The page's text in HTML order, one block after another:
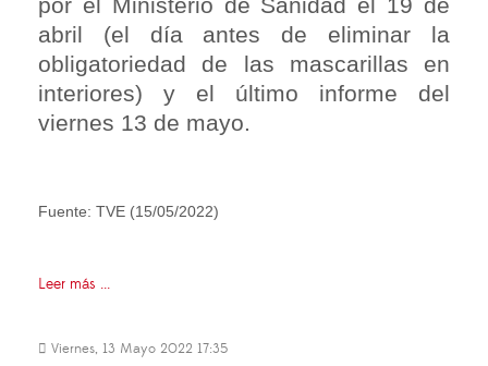
abril (el día antes de eliminar la
obligatoriedad de las mascarillas en
interiores) y el último informe del
viernes 13 de mayo.
Fuente: TVE (15/05/2022)
Leer más ...
Viernes, 13 Mayo 2022 17:35